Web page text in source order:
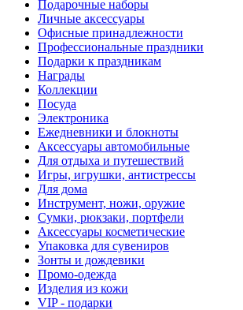
Подарочные наборы
Личные аксессуары
Офисные принадлежности
Профессиональные праздники
Подарки к праздникам
Награды
Коллекции
Посуда
Электроника
Ежедневники и блокноты
Аксессуары автомобильные
Для отдыха и путешествий
Игры, игрушки, антистрессы
Для дома
Инструмент, ножи, оружие
Сумки, рюкзаки, портфели
Аксессуары косметические
Упаковка для сувениров
Зонты и дождевики
Промо-одежда
Изделия из кожи
VIP - подарки